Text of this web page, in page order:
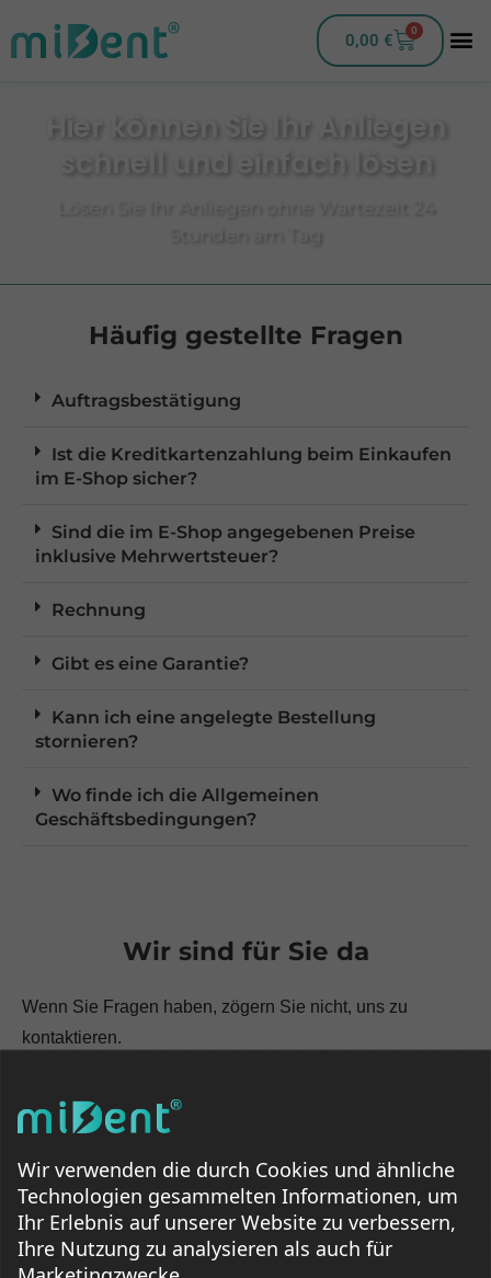
0,00 € 0
Hier können Sie Ihr Anliegen
schnell und einfach lösen
Häufig gestellte Fragen
Auftragsbestätigung
Ist die Kreditkartenzahlung beim Einkaufen
im E-Shop sicher?
Sind die im E-Shop angegebenen Preise
inklusive Mehrwertsteuer?
Rechnung
Gibt es eine Garantie?
Kann ich eine angelegte Bestellung
stornieren?
Wo finde ich die Allgemeinen
Geschäftsbedingungen?
Wir sind für Sie da
Wenn Sie Fragen haben, zögern Sie nicht, uns zu
kontaktieren.
Pistacioo GmbH
ID: 09622501
hallo@mident-de.de
Wir verwenden die durch Cookies und ähnliche
Technologien gesammelten Informationen, um
Ihr Erlebnis auf unserer Website zu verbessern,
Ihre Nutzung zu analysieren als auch für